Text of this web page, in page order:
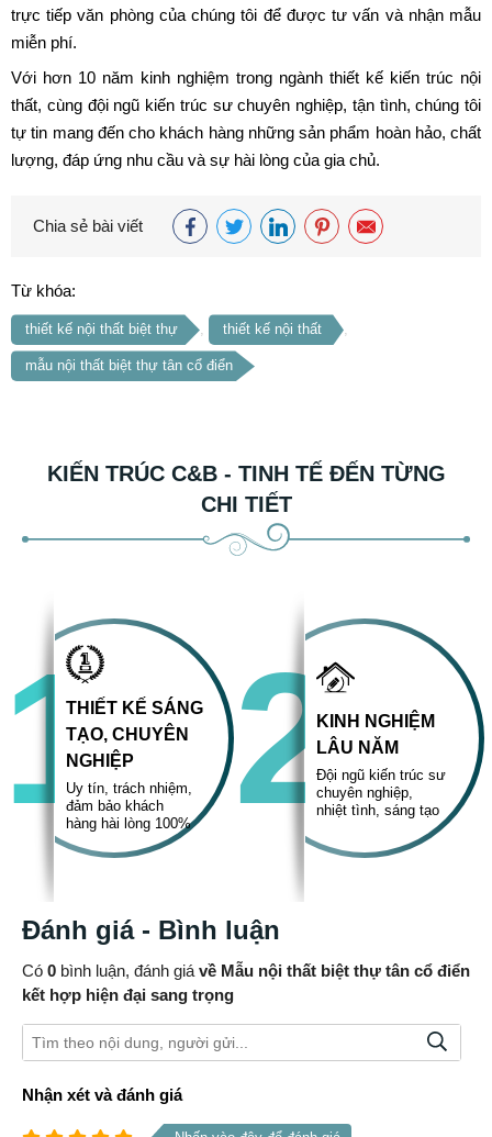
trực tiếp văn phòng của chúng tôi để được tư vấn và nhận mẫu
miễn phí.
Với hơn 10 năm kinh nghiệm trong ngành thiết kế kiến trúc nội
thất, cùng đội ngũ kiến trúc sư chuyên nghiệp, tận tình, chúng tôi
tự tin mang đến cho khách hàng những sản phẩm hoàn hảo, chất
lượng, đáp ứng nhu cầu và sự hài lòng của gia chủ.
Chia sẻ bài viết
Từ khóa:
thiết kế nội thất biệt thự , thiết kế nội thất ,
mẫu nội thất biệt thự tân cổ điển
KIẾN TRÚC C&B - TINH TẾ ĐẾN TỪNG
CHI TIẾT
1THIẾT KẾ SÁNG
TẠO, CHUYÊN
NGHIỆP
Uy tín, trách nhiệm,
đảm bảo khách
hàng hài lòng 100%
2KINH NGHIỆM
LÂU NĂM
Đội ngũ kiến trúc sư
chuyên nghiệp,
nhiệt tình, sáng tạo
Đánh giá - Bình luận
Có 0 bình luận, đánh giá về Mẫu nội thất biệt thự tân cổ điển
kết hợp hiện đại sang trọng
Nhận xét và đánh giá